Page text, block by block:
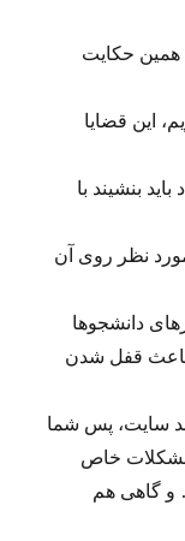
همین حکایت
این قضایا
بنشیند با
نظر روی آن
دانشجوها
قفل شدن
سایت، پس شما
خاص
و گاهی هم